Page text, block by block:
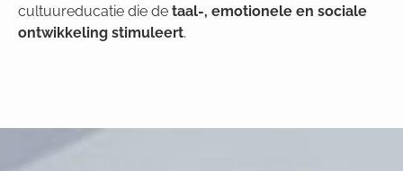
cultuureducatie die de taal-, emotionele en sociale
ontwikkeling stimuleert.